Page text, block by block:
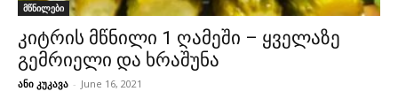
მწნილები
კიტრის მწნილი 1 ღამეში – ყველაზე
გემრიელი და ხრაშუნა
ანი კუკავა - June 16, 2021